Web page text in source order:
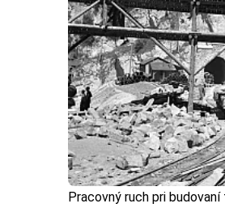
Pracovný ruch pri budovaní